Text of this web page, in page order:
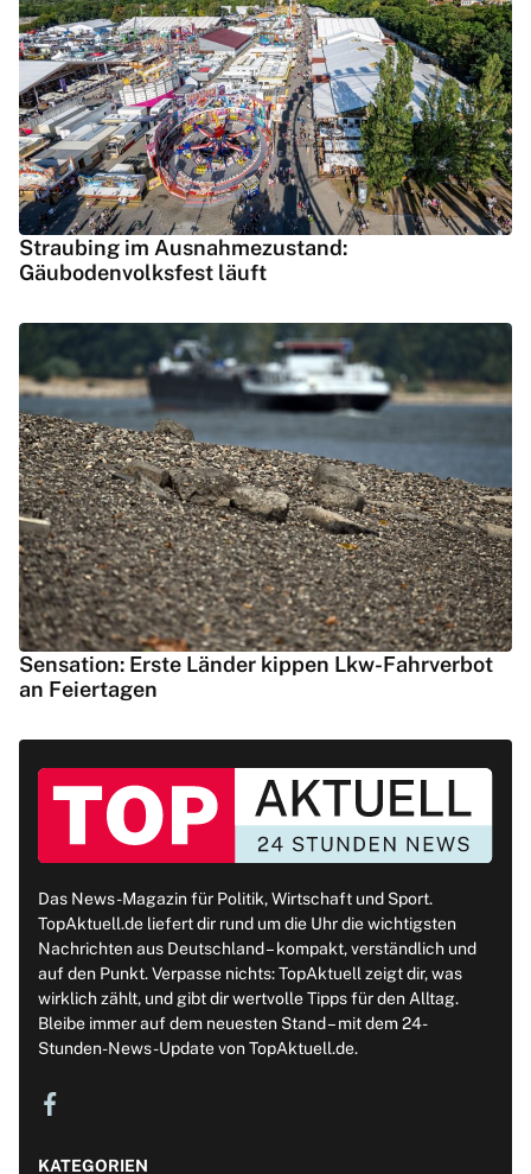
Straubing im Ausnahmezustand:
Gäubodenvolksfest läuft
Sensation: Erste Länder kippen Lkw-Fahrverbot
an Feiertagen
Das News-Magazin für Politik, Wirtschaft und Sport.
TopAktuell.de liefert dir rund um die Uhr die wichtigsten
Nachrichten aus Deutschland – kompakt, verständlich und
auf den Punkt. Verpasse nichts: TopAktuell zeigt dir, was
wirklich zählt, und gibt dir wertvolle Tipps für den Alltag.
Bleibe immer auf dem neuesten Stand – mit dem 24-
Stunden-News-Update von TopAktuell.de.
KATEGORIEN